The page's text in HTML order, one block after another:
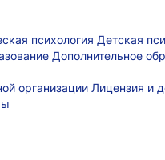
психология Детская
Дополнительное
организации Лицензия и